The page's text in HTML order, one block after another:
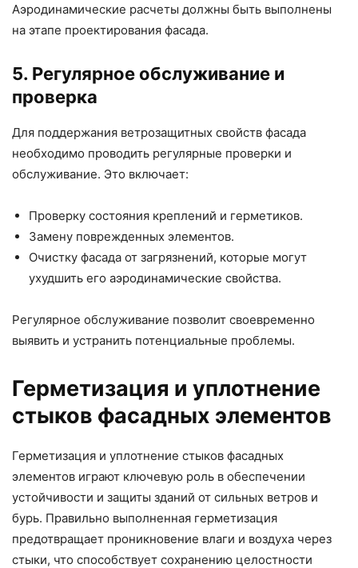
Аэродинамические расчеты должны быть выполнены
на этапе проектирования фасада.
5. Регулярное обслуживание и
проверка
Для поддержания ветрозащитных свойств фасада
необходимо проводить регулярные проверки и
обслуживание. Это включает:
Проверку состояния креплений и герметиков.
Замену поврежденных элементов.
Очистку фасада от загрязнений, которые могут
ухудшить его аэродинамические свойства.
Регулярное обслуживание позволит своевременно
выявить и устранить потенциальные проблемы.
Герметизация и уплотнение
стыков фасадных элементов
Герметизация и уплотнение стыков фасадных
элементов играют ключевую роль в обеспечении
устойчивости и защиты зданий от сильных ветров и
бурь. Правильно выполненная герметизация
предотвращает проникновение влаги и воздуха через
стыки, что способствует сохранению целостности